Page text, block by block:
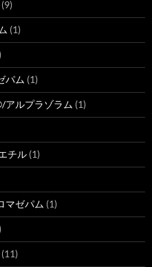
(9)
(1)
パム (1)
アルプラゾラム (1)
チル (1)
マゼパム (1)
(11)